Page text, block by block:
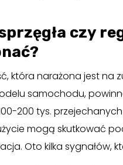
czy
która narażona jest na
samochodu,
200 tys.
mogą skutkować
Oto kilka sygnałów,